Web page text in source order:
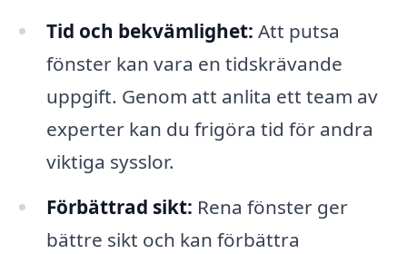
Tid och bekvämlighet: Att putsa
fönster kan vara en tidskrävande
uppgift. Genom att anlita ett team av
experter kan du frigöra tid för andra
viktiga sysslor.
Förbättrad sikt: Rena fönster ger
bättre sikt och kan förbättra